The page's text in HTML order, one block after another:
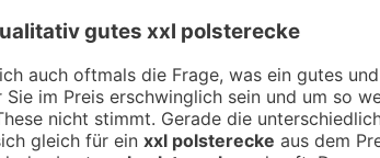
gutes xxl polsterecke
auch oftmals die Frage, was ein gutes
Sie im Preis erschwinglich sein und um so
nicht stimmt. Gerade die
gleich für ein xxl polsterecke aus dem